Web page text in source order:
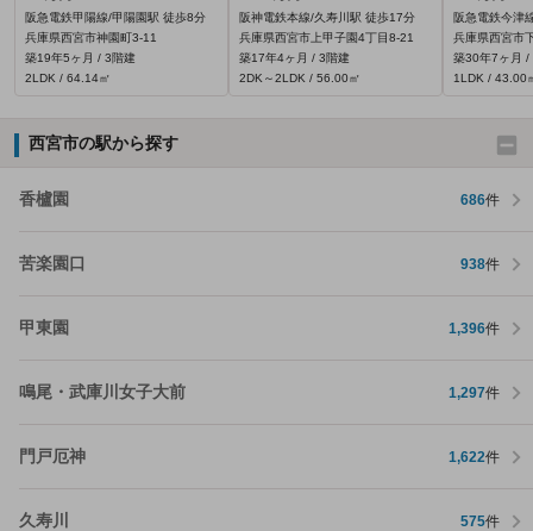
阪急電鉄甲陽線/甲陽園駅 徒歩8分
兵庫県西宮市神園町3-11
築19年5ヶ月 / 3階建
2LDK / 64.14㎡
阪神電鉄本線/久寿川駅 徒歩17分
兵庫県西宮市上甲子園4丁目8-21
築17年4ヶ月 / 3階建
2DK～2LDK / 56.00㎡
阪急電鉄今津
兵庫県西宮市
築30年7ヶ月 /
1LDK / 43.00
西宮市の駅から探す
香櫨園 686件
苦楽園口 938件
甲東園 1,396件
鳴尾・武庫川女子大前 1,297件
門戸厄神 1,622件
久寿川 575件